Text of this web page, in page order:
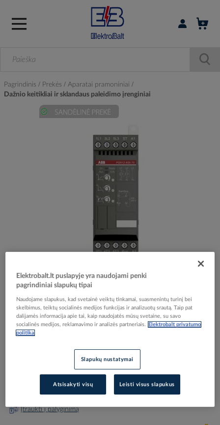
Prisijungti /
Pagrindinis Prekės
Aparatai pramoniniai
Dažnio keitikliai ir sklandaus paleidimo įrenginiai
Skip
the
beginning
the
images
Reali prekė gali skirtis nuo pavaizduotos nuotraukoje
Sklandaus paleidimo įrenginys 5.5kW 12A PSR12-
600-70 - ABB
Prisijunkite, norėdami pamatyti kainas
Įtraukti į palyginimą
Elektrobalt.lt puslapyje yra naudojami penki
pagrindiniai slapukų tipai
Naudojame slapukus, kad svetainė veiktų tinkamai, suasmenintų turinį bei
skelbimus, teiktų socialinės medijos funkcijas ir analizuotų srautą. Taip pat
dalijamės informacija apie tai, kaip naudojatės mūsų svetaine, su savo
socialinės medijos, reklamavimo ir analizės partneriais.
Elektrobalt privatumo
politika
Slapukų nustatymai
Atsisakyti visų Leisti visus slapukus